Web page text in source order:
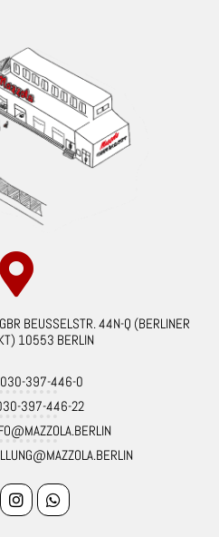
BEUSSELSTR. 44N-Q (BERLINER
10553 BERLIN
030-397-446-0
397-446-22